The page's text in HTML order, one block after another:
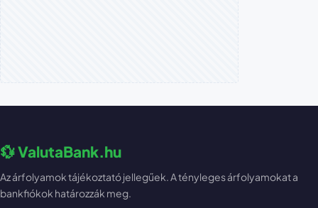
💱 ValutaBank.hu
Az árfolyamok tájékoztató jellegűek. A tényleges árfolyamokat a
bankfiókok határozzák meg.